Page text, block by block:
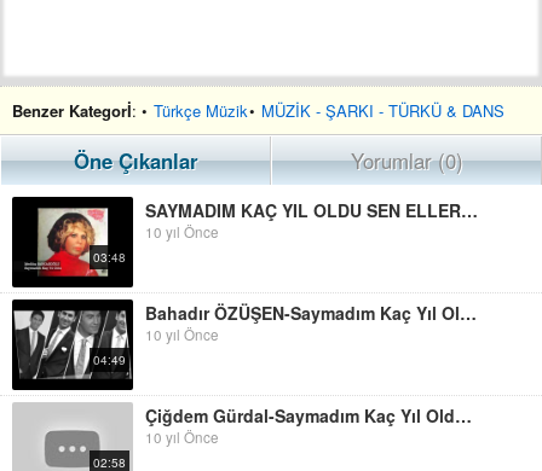
Benzer Kategorİ: • Türkçe Müzik• MÜZİK - ŞARKI - TÜRKÜ & DANS
Öne Çıkanlar Yorumlar (0)
03:48
SAYMADIM KAÇ YIL OLDU SEN ELLERİN OLALI (Mediha SANCAKOĞLU)
10 yıl Önce
04:49
Bahadır ÖZÜŞEN-Saymadım Kaç Yıl Oldu Sen Ellerin Olalı (KÜRDİLİ HİCAZKÂR)R.G.
10 yıl Önce
02:58
Çiğdem Gürdal-Saymadım Kaç Yıl Oldu Sen Ellerin Olalı
10 yıl Önce